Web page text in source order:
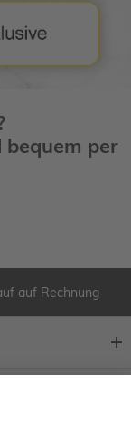
per
auf Rechnung